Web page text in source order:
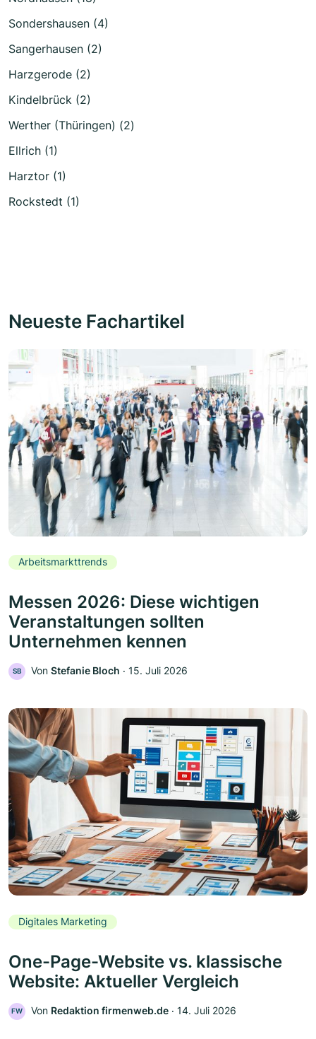
Sondershausen (4)
Sangerhausen (2)
Harzgerode (2)
Kindelbrück (2)
Werther (Thüringen) (2)
Ellrich (1)
Harztor (1)
Rockstedt (1)
Neueste Fachartikel
Arbeitsmarkttrends
Messen 2026: Diese wichtigen
Veranstaltungen sollten
Unternehmen kennen
SB Von Stefanie Bloch ‧ 15. Juli 2026
Digitales Marketing
One-Page-Website vs. klassische
Website: Aktueller Vergleich
FW Von Redaktion firmenweb.de ‧ 14. Juli 2026